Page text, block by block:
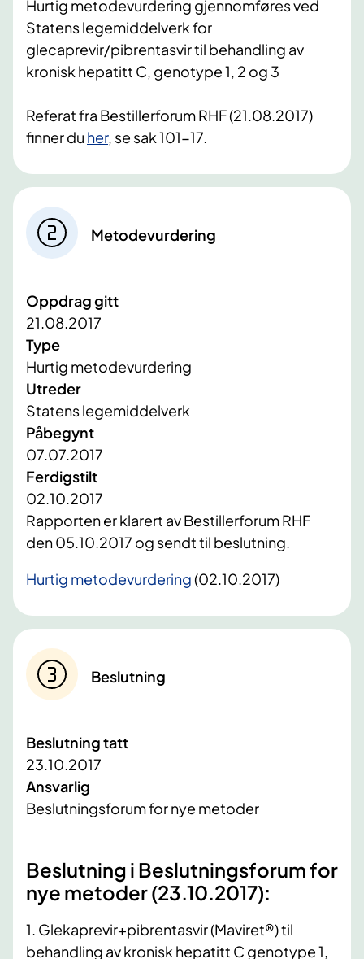
Hurtig metodevurdering gjennomføres ved
Statens legemiddelverk for
glecaprevir/pibrentasvir til behandling av
kronisk hepatitt C, genotype 1, 2 og 3
Referat fra Bestillerforum RHF (21.08.2017)
finner du her, se sak 101-17.
Metodevurdering
Oppdrag gitt
21.08.2017
Type
Hurtig metodevurdering
Utreder
Statens legemiddelverk
Påbegynt
07.07.2017
Ferdigstilt
02.10.2017
​Rapporten er klarert av Bestillerforum RHF
den 05.10.2017 og sendt til beslutning.
Hurtig metodevurdering(02.10.2017)
Beslutning
Beslutning tatt
23.10.2017
Ansvarlig
Beslutningsforum for nye metoder
​Beslutning i Beslutningsforum for
nye metoder (23.10.2017):
1. Glekaprevir+pibrentasvir (Maviret®) til
behandling av kronisk hepatitt C genotype 1,